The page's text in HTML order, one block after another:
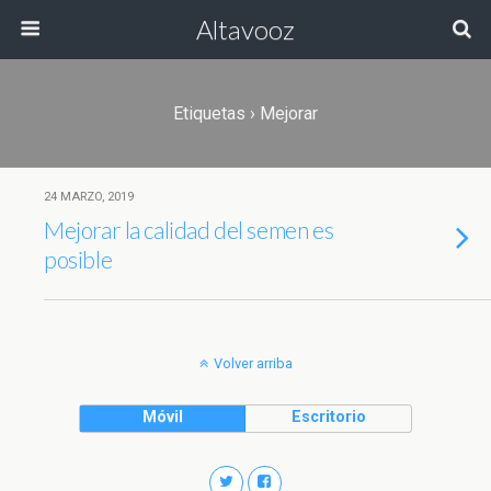
Altavooz
Etiquetas › Mejorar
24 MARZO, 2019
Mejorar la calidad del semen es
posible
Volver arriba
Móvil Escritorio